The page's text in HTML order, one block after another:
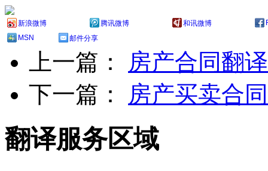
新浪微博 腾讯微博 和讯微博
MSN
邮件分享
上一篇：
房产合同翻译
下一篇：
房产买卖合
翻译服务区域